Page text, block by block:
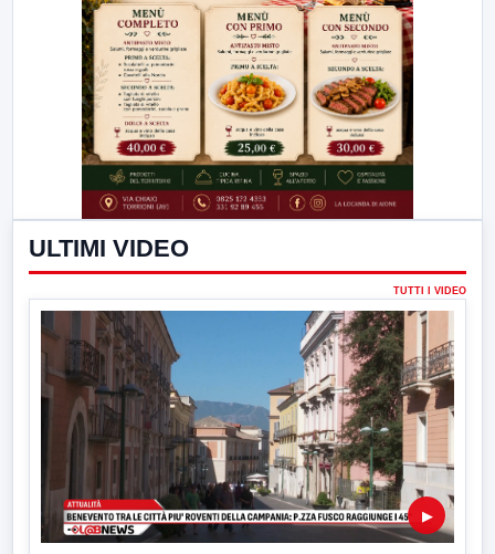
ULTIMI VIDEO
TUTTI I VIDEO
▶